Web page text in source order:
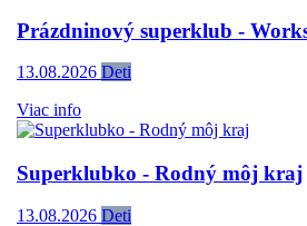
Prázdninový superklub -
13.08.2026 Deti
Viac info
Superklubko - Rodný môj kraj
13.08.2026 Deti